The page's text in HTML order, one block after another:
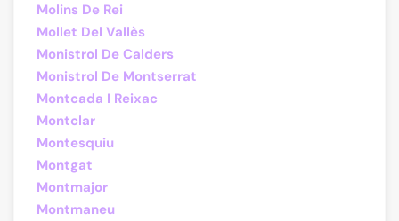
Molins De Rei
Mollet Del Vallès
Monistrol De Calders
Monistrol De Montserrat
Montcada I Reixac
Montclar
Montesquiu
Montgat
Montmajor
Montmaneu